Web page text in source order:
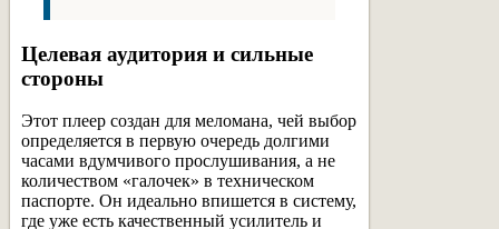
Целевая аудитория и сильные
стороны
Этот плеер создан для меломана, чей выбор
определяется в первую очередь долгими
часами вдумчивого прослушивания, а не
количеством «галочек» в техническом
паспорте. Он идеально впишется в систему,
где уже есть качественный усилитель и